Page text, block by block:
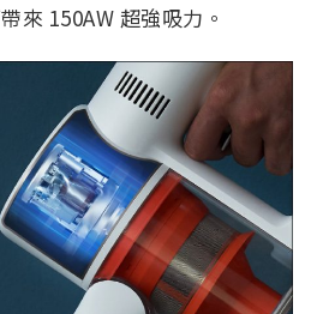
來 150AW 超強吸力。